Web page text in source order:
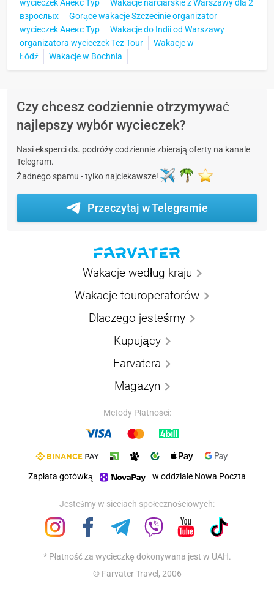
wycieczek Анекс Тур
Wakacje narciarskie z Warszawy dla 2
взрослых
Gorące wakacje Szczecinie organizator
wycieczek Анекс Тур
Wakacje do Indii od Warszawy
organizatora wycieczek Tez Tour
Wakacje w
Łódź
Wakacje w Bochnia
Czy chcesz codziennie otrzymywać
najlepszy wybór wycieczek?
Nasi eksperci ds. podróży codziennie zbierają oferty na kanale
Telegram.
Żadnego spamu - tylko najciekawsze!
Przeczytaj w Telegramie
Wakacje według kraju
Wakacje touroperatorów
Dlaczego jesteśmy
Kupujący
Farvatera
Magazyn
Metody Płatności:
Zapłata gotówką w oddziale Nowa Poczta
Jesteśmy w sieciach społecznościowych:
* Płatność za wycieczkę dokonywana jest w UAH.
© Farvater Travel, 2006